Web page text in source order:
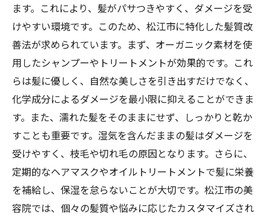
ます。これにより、髪がパサつきやすく、ダメージを受
けやすい環境です。このため、松江市に特化した髪質改
善法が求められています。まず、オーガニック素材を使
用したシャンプーやトリートメントが効果的です。これ
らは髪に優しく、自然な美しさを引き出すだけでなく、
化学成分によるダメージを最小限に抑えることができま
す。また、濡れた髪をそのままにせず、しっかりと乾か
すことも重要です。湿気を含んだままの髪はダメージを
受けやすく、枝毛や切れ毛の原因となります。さらに、
定期的なヘアマスクやオイルトリートメントで髪に栄養
を補給し、保湿を怠らないことが大切です。松江市の美
容院では、個々の髪質や悩みに応じたカスタマイズされ